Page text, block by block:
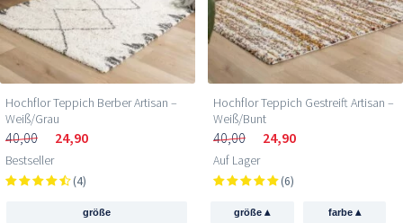
Hochflor Teppich Berber Artisan –
Weiß/Grau
40,00 24,90
Bestseller
(4)
größe
Hochflor Teppich Gestreift Artisan –
Weiß/Bunt
40,00 24,90
Auf Lager
(6)
größe▴ farbe ▴